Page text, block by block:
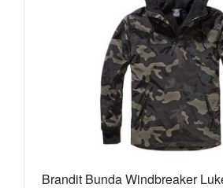
Brandit Bunda Windbreaker